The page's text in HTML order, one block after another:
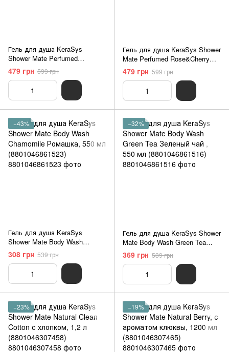
Гель для душа KeraSys
Shower Mate Perfumed
Freesia&Jasmine 900 мл
(8801046259856)
479 грн 599 грн
Гель для душа KeraSys Shower
Mate Perfumed Rose&Cherry
Blossom 900 мл
(8801046259863)
479 грн 599 грн
−43%
Гель для душа KeraSys
Shower Mate Body Wash
Chamomile Ромашка, 550 мл
(8801046861523)
308 грн 539 грн
−32%
Гель для душа KeraSys Shower
Mate Body Wash Green Tea
Зеленый чай , 550 мл
(8801046861516)
369 грн 539 грн
−23% −19%